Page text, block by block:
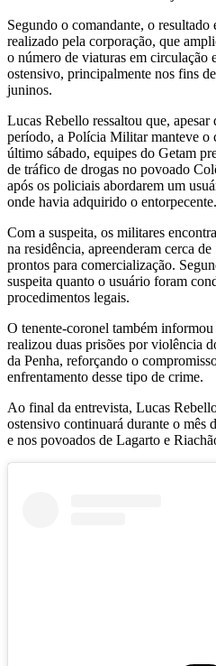
Segundo o comandante, o
realizado pela corporação, que
o número de viaturas em
ostensivo, principalmente nos fins
juninos.
Lucas Rebello ressaltou que,
período, a Polícia Militar manteve o
último sábado, equipes do Getam
de tráfico de drogas no povoado
após os policiais abordarem um
onde havia adquirido o entorpecente.
Com a suspeita, os militares
na residência, apreenderam cerca
prontos para comercialização.
suspeita quanto o usuário foram
procedimentos legais.
O tenente-coronel também
realizou duas prisões por violência
da Penha, reforçando o
enfrentamento desse tipo de crime.
Ao final da entrevista, Lucas
ostensivo continuará durante o mês
e nos povoados de Lagarto e